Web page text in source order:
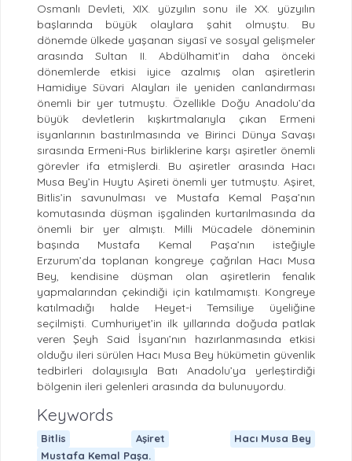
Osmanlı Devleti, XIX. yüzyılın sonu ile XX. yüzyılın
başlarında büyük olaylara şahit olmuştu. Bu
dönemde ülkede yaşanan siyasî ve sosyal gelişmeler
arasında Sultan II. Abdülhamit’in daha önceki
dönemlerde etkisi iyice azalmış olan aşiretlerin
Hamidiye Süvari Alayları ile yeniden canlandırması
önemli bir yer tutmuştu. Özellikle Doğu Anadolu’da
büyük devletlerin kışkırtmalarıyla çıkan Ermeni
isyanlarının bastırılmasında ve Birinci Dünya Savaşı
sırasında Ermeni-Rus birliklerine karşı aşiretler önemli
görevler ifa etmişlerdi. Bu aşiretler arasında Hacı
Musa Bey’in Huytu Aşireti önemli yer tutmuştu. Aşiret,
Bitlis’in savunulması ve Mustafa Kemal Paşa’nın
komutasında düşman işgalinden kurtarılmasında da
önemli bir yer almıştı. Milli Mücadele döneminin
başında Mustafa Kemal Paşa’nın isteğiyle
Erzurum’da toplanan kongreye çağrılan Hacı Musa
Bey, kendisine düşman olan aşiretlerin fenalık
yapmalarından çekindiği için katılmamıştı. Kongreye
katılmadığı halde Heyet-i Temsiliye üyeliğine
seçilmişti. Cumhuriyet’in ilk yıllarında doğuda patlak
veren Şeyh Said İsyanı’nın hazırlanmasında etkisi
olduğu ileri sürülen Hacı Musa Bey hükümetin güvenlik
tedbirleri dolayısıyla Batı Anadolu’ya yerleştirdiği
bölgenin ileri gelenleri arasında da bulunuyordu.
Keywords
Bitlis Aşiret
Hacı Musa Bey
Mustafa Kemal Paşa.